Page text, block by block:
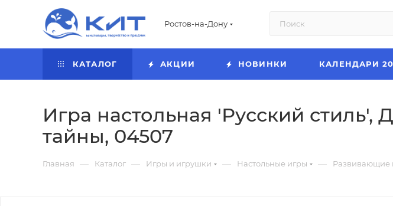
Ростов-на-Дону
КАТАЛОГ АКЦИИ НОВИНКИ КАЛЕНДАРИ
Игра настольная 'Русский стиль',
тайны, 04507
Главная — Каталог — Игры и игрушки — Настольные игры — Развивающие